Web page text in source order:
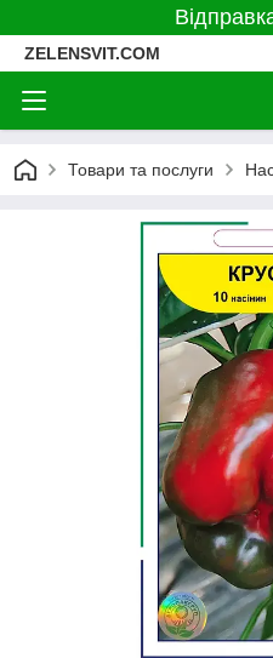
ZELENSVIT.COM
Товари та послуги